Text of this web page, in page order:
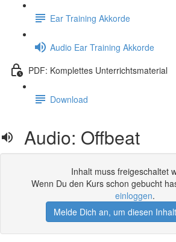
Ear Training Akkorde
Audio Ear Training Akkorde
PDF: Komplettes Unterrichtsmaterial
Download
Audio: Offbeat
Inhalt muss freigeschaltet
Wenn Du den Kurs schon gebucht
einloggen.
Melde Dich an, um diesen